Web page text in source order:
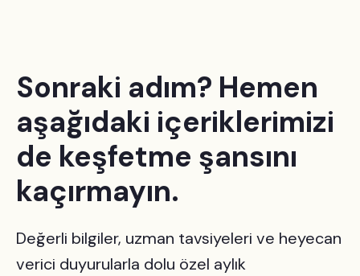
Sonraki adım? Hemen
aşağıdaki içeriklerimizi
de keşfetme şansını
kaçırmayın.
Değerli bilgiler, uzman tavsiyeleri ve heyecan
verici duyurularla dolu özel aylık